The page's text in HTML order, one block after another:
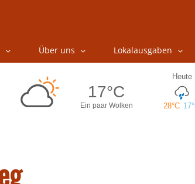
Über uns Lokalausgaben